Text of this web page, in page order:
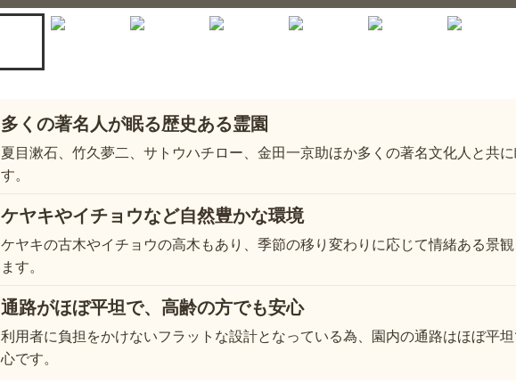
多くの著名人が眠る歴史ある霊園
夏目漱石、竹久夢二、サトウハチロー、金田一京助ほか多くの著名文化人と共
す。
ケヤキやイチョウなど自然豊かな環境
ケヤキの古木やイチョウの高木もあり、季節の移り変わりに応じて情緒ある景
ます。
通路がほぼ平坦で、高齢の方でも安心
利用者に負担をかけないフラットな設計となっている為、園内の通路はほぼ平
心です。